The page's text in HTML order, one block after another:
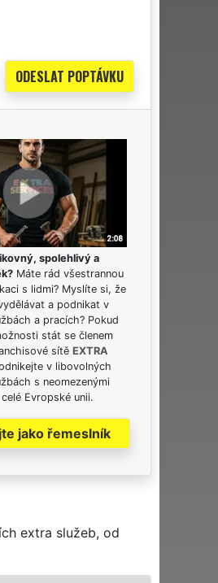
spolehlivý a
Máte rád všestrannou
s lidmi? Myslíte si, že
a podnikat v
a pracích? Pokud
stát se členem
sítě EXTRA
v libovolných
s neomezenými
Evropské unii.
jako řemeslník
extra služeb, od